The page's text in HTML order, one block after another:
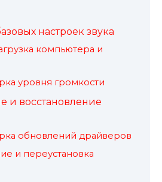
настроек звука
компьютера и
уровня громкости
и восстановление
обновлений драйверов
и переустановка